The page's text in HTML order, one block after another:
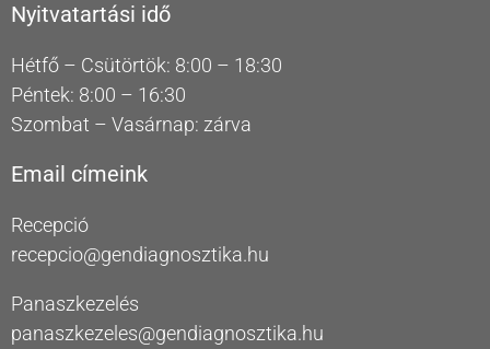
Nyitvatartási idő
Hétfő – Csütörtök: 8:00 – 18:30
Péntek: 8:00 – 16:30
Szombat – Vasárnap: zárva
Email címeink
Recepció
recepcio@gendiagnosztika.hu
Panaszkezelés
panaszkezeles@gendiagnosztika.hu